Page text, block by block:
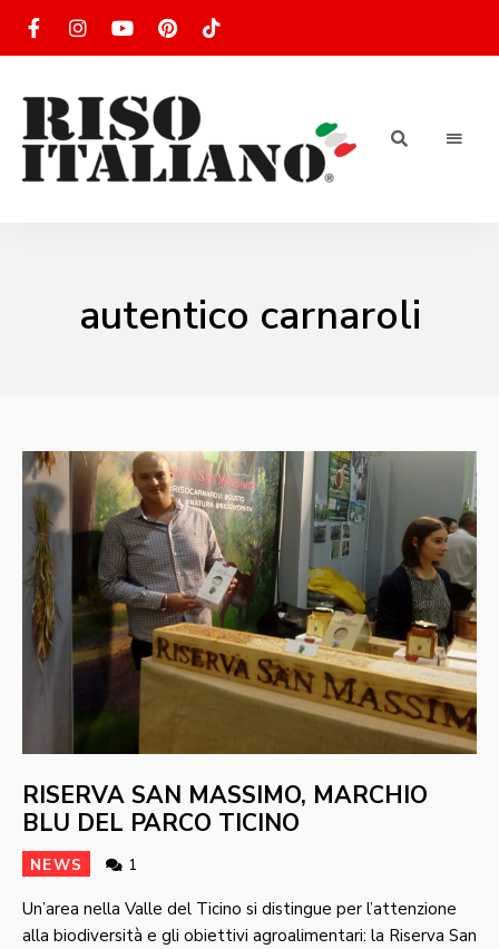
Ricettario
di ricette
autentico carnaroli
RISERVA SAN MASSIMO, MARCHIO
BLU DEL PARCO TICINO
NEWS 1
Un’area nella Valle del Ticino si distingue per l’attenzione
alla biodiversità e gli obiettivi agroalimentari: la Riserva San